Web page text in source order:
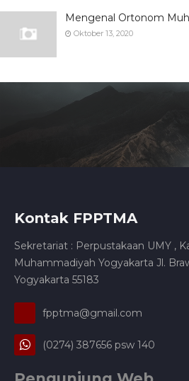
Mengenal Ortonom
Oktober 13, 2020
Kontak FPPTMA
Sekretariat : Perpustakaan UMY ,
Muhammadiyah Yogyakarta Jl.
Yogyakarta 55183
fpptma@gmail.com
(0274) 387656 psw 140